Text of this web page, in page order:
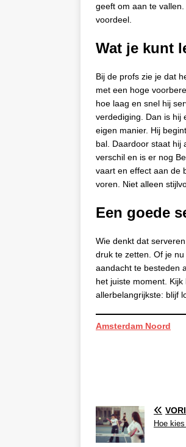
geeft om aan te
voordeel.
Wat je kunt
Bij de profs zie je dat
met een hoge
hoe laag en snel hij
verdediging. Dan is hij
eigen manier. Hij
bal. Daardoor staat hij
verschil en is er nog
vaart en effect aan de
voren. Niet alleen
Een goede
Wie denkt dat
druk te zetten. Of je
aandacht te besteden
het juiste moment.
allerbelangrijkste: blijf
Amsterdam Noord
Hoe